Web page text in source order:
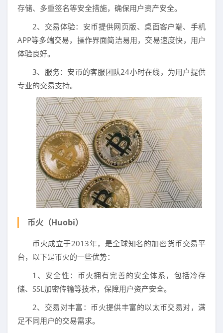
存储、多重签名等安全措施，确保用户资产安全。
2、交易体验：安币提供网页版、桌面客户端、手机
APP等多端交易，操作界面简洁易用，交易速度快，用户
体验良好。
3、服务：安币的客服团队24小时在线，为用户提供
专业的交易支持。
币火（Huobi）
币火成立于2013年，是全球知名的加密货币交易平
台，以下是币火的一些优势：
1、安全性：币火拥有完善的安全体系，包括冷存
储、SSL加密传输等技术，保障用户资产安全。
2、交易对丰富：币火提供丰富的以太币交易对，满
足不同用户的交易需求。